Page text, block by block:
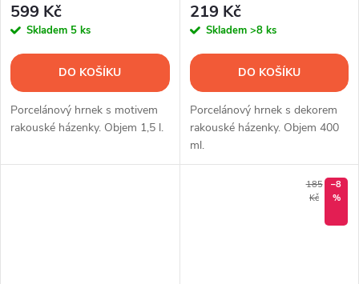
599 Kč
Skladem 5 ks
DO KOŠÍKU
Porcelánový hrnek s motivem
rakouské házenky. Objem 1,5 l.
219 Kč
Skladem >8 ks
DO KOŠÍKU
Porcelánový hrnek s dekorem
rakouské házenky. Objem 400
ml.
185
Kč
–8
%